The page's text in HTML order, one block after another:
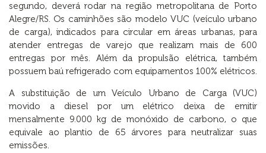
segundo, deverá rodar na região metropolitana de Porto
Alegre/RS. Os caminhões são modelo VUC (veículo urbano
de carga), indicados para circular em áreas urbanas, para
atender entregas de varejo que realizam mais de 600
entregas por mês. Além da propulsão elétrica, também
possuem baú refrigerado com equipamentos 100% elétricos.
A substituição de um Veículo Urbano de Carga (VUC)
movido a diesel por um elétrico deixa de emitir
mensalmente 9.000 kg de monóxido de carbono, o que
equivale ao plantio de 65 árvores para neutralizar suas
emissões.